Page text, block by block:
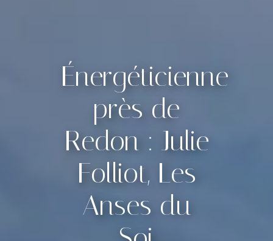
Énergéticienne
près de
Redon : Julie
Folliot, Les
Anses du